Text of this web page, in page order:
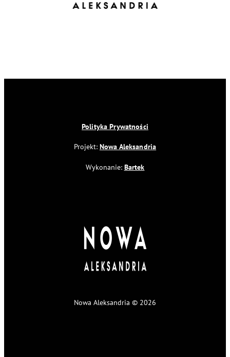
Polityka Prywatności
Projekt: Nowa Aleksandria
Wykonanie: Bartek
Nowa Aleksandria © 2026